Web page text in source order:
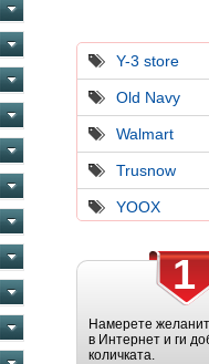
Y-3 store
Old Navy
Walmart
Trusnow
YOOX
1
Намерете
в Интернет и ги
количката.